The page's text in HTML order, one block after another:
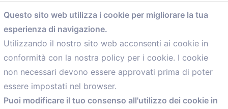
comunicazione@confartigianato.bo.it
Menù
Home
Servizi
Questo sito web utilizza i cookie per migliorare la tua
esperienza di navigazione.
Utilizzando il nostro sito web acconsenti ai cookie in
conformità con la nostra policy per i cookie. I cookie
non necessari devono essere approvati prima di poter
essere impostati nel browser.
Puoi modificare il tuo consenso all'utilizzo dei cookie in